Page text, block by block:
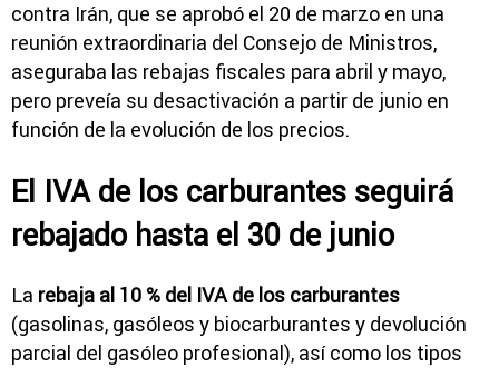
contra Irán, que se aprobó el 20 de marzo en una
reunión extraordinaria del Consejo de Ministros,
aseguraba las rebajas fiscales para abril y mayo,
pero preveía su desactivación a partir de junio en
función de la evolución de los precios.
El IVA de los carburantes seguirá
rebajado hasta el 30 de junio
La rebaja al 10 % del IVA de los carburantes
(gasolinas, gasóleos y biocarburantes y devolución
parcial del gasóleo profesional), así como los tipos